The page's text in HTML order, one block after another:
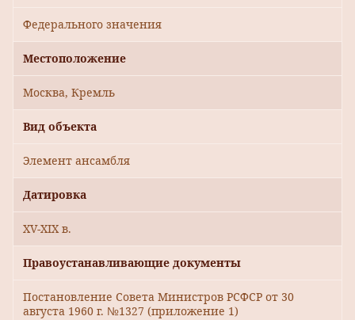
Федерального значения
Местоположение
Москва, Кремль
Вид объекта
Элемент ансамбля
Датировка
XV-XIX в.
Правоустанавливающие документы
Постановление Совета Министров РСФСР от 30
августа 1960 г. №1327 (приложение 1)